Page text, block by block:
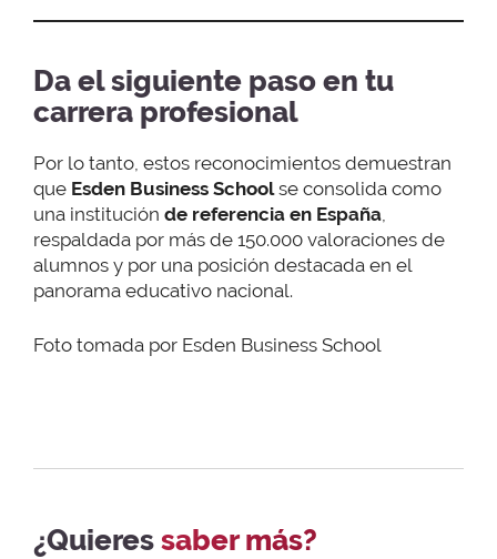
Da el siguiente paso en tu
carrera profesional
Por lo tanto, estos reconocimientos demuestran
que Esden Business Schoolse consolida como
una institución de referencia en España,
respaldada por más de 150.000 valoraciones de
alumnos y por una posición destacada en el
panorama educativo nacional.
Foto tomada por Esden Business School
¿Quieressaber más?